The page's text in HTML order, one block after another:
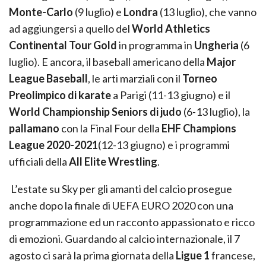
Monte-Carlo (9 luglio) e Londra (13 luglio), che vanno
ad aggiungersi a quello delWorld Athletics
Continental Tour Goldin programma in Ungheria (6
luglio). E ancora, il baseball americano della Major
League Baseball, le arti marziali con il Torneo
Preolimpico di karatea Parigi (11-13 giugno) e il
World Championship Seniors di judo (6-13 luglio), la
pallamano con la Final Four della EHF Champions
League 2020-2021(12-13 giugno) e i programmi
ufficiali dellaAll Elite Wrestling.
L’estate su Sky per gli amanti del calcio prosegue
anche dopo la finale di UEFA EURO 2020 con una
programmazione ed un racconto appassionato e ricco
di emozioni. Guardando al calcio internazionale, il 7
agosto ci sarà la prima giornata della Ligue 1francese,